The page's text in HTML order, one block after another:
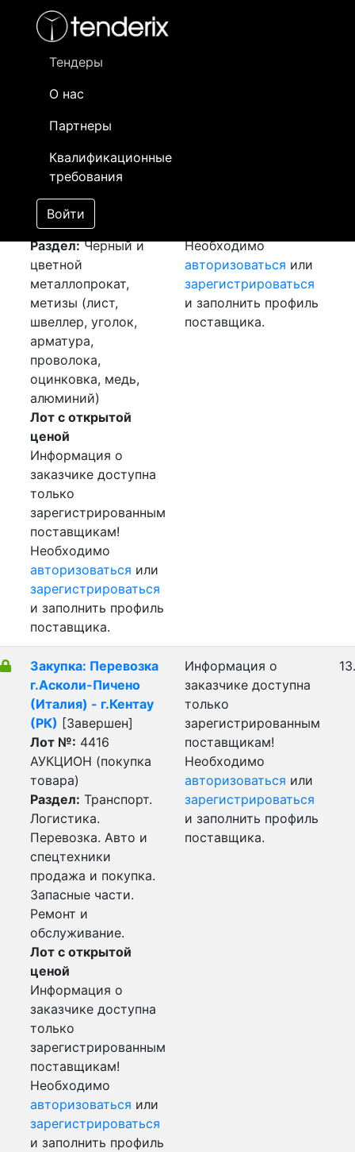
Тендеры
О нас
Партнеры
Квалификационные
требования
Войти
- активный лот
- сохраненный лот (не опубликован)
Закупка: Пруток
ЛС-59[Завершен]
Лот №:
АУКЦИОН (покупка
товара)
Раздел:Черный и
цветной
металлопрокат,
метизы (лист,
швеллер, уголок,
арматура,
проволока,
оцинковка, медь,
алюминий)
Лот с открытой
ценой
Информация о
заказчике доступна
только
зарегистрированным
поставщикам!
Необходимо
авторизоваться или
зарегистрироваться
и заполнить профиль
поставщика.
Необходимо
авторизоваться или
зарегистрироваться
и заполнить профиль
поставщика.
Закупка: Перевозка
г.Асколи-Пичено
(Италия) - г.Кентау
(РК) [Завершен]
Лот №: 4416
АУКЦИОН (покупка
товара)
Раздел: Транспорт.
Логистика.
Перевозка. Авто и
спецтехники
продажа и покупка.
Запасные части.
Ремонт и
обслуживание.
Лот с открытой
ценой
Информация о
заказчике доступна
только
зарегистрированным
поставщикам!
Необходимо
авторизоваться или
зарегистрироваться
и заполнить профиль
Информация о
заказчике доступна
только
зарегистрированным
поставщикам!
Необходимо
авторизоваться или
зарегистрироваться
и заполнить профиль
поставщика.